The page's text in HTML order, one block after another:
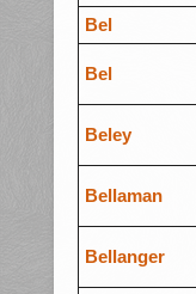
Bel
Bel
Beley
Bellaman
Bellanger